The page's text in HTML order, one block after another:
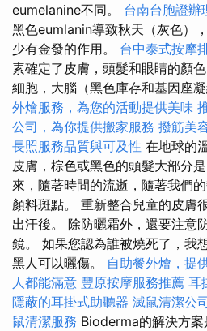
eumelanine不同。 台南台胞證辦
黑色eumlanin導致秋天（灰色）
少有金發的作用。 台中泰式按摩
素確定了皮膚，頭髮和眼睛的顏
細胞，大腦（黑色庫存和基因座
外燴服務，為您的活動提供美味
公司，為你提供搬家服務 撥筋美
長照服務品質與可及性 在地球的
皮膚，棕色或黑色的頭髮大部分
來，隨著時間的流逝，隨著我們
顏料斑點。 重新整合兒童的皮膚
出汗後。 除防曬霜外，還要注意
鏡。 如果您認為誰被燒死了，我
黑人可以曬傷。 自助餐外燴，提
人都能滿意 豐原按摩服務推薦 耳
隱蔽的耳掛式助聽器 滅鼠清潔公
鼠清潔服務 Bioderma的解決方